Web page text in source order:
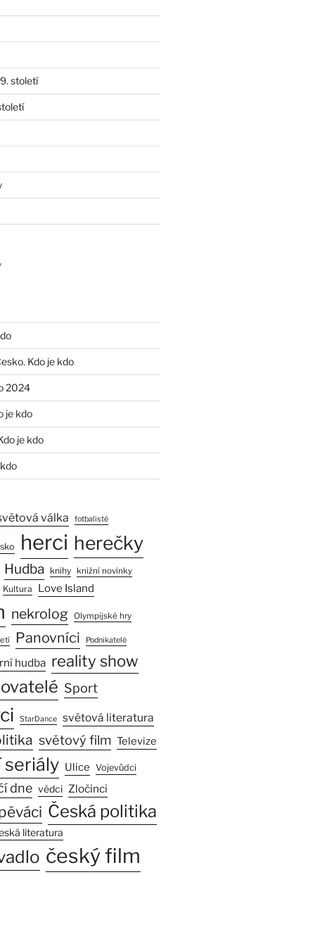
století
Kdo je kdo
2024
je kdo
je kdo
válka fotbalisté
herci herečky
Hudba knihy knižní novinky
Kultura Love Island
nekrolog Olympijské hry
Panovníci Podnikatelé
hudba reality show
Sport
StarDance světová literatura
světový film Televize
Ulice Vojevůdci
dne vědci Zločinci
Česká politika
literatura
český film